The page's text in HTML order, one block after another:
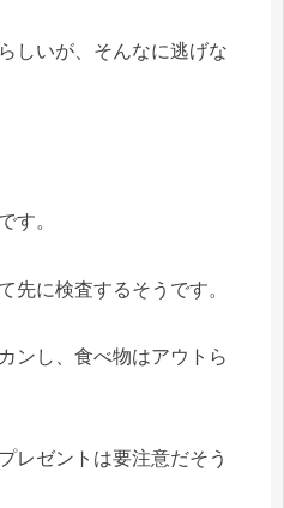
しいが、そんなに逃げな
す。
先に検査するそうです。
ンし、食べ物はアウトら
レゼントは要注意だそう